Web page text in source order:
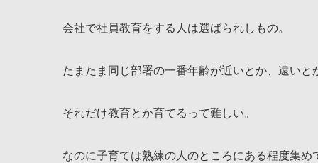
会社で社員教育をする人は選ばられしもの。
たまたま同じ部署の一番年齢が近いとか、遠いと
それだけ教育とか育てるって難しい。
なのに子育ては熟練の人のところにある程度集め